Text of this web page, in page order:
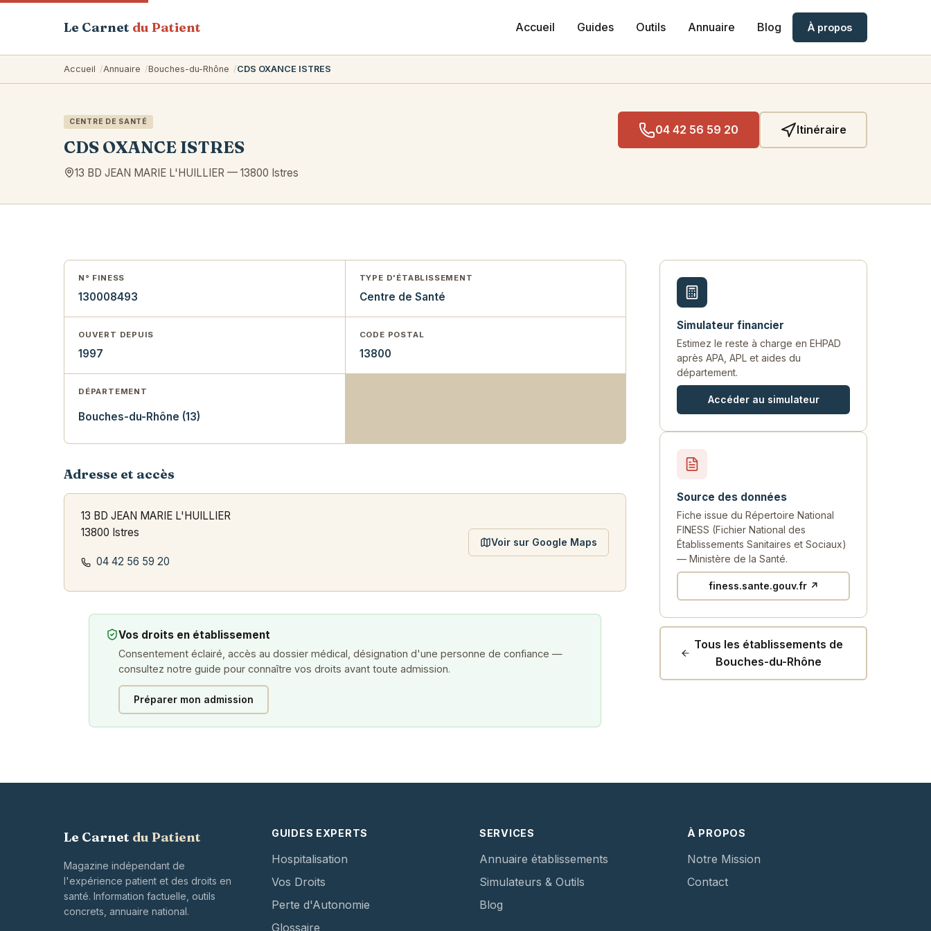
Le Carnet du Patient Accueil Guides Outils Annuaire Blog À propos
Accueil Annuaire Bouches-du-Rhône CDS OXANCE ISTRES
CENTRE DE SANTÉ
CDS OXANCE ISTRES
13 BD JEAN MARIE L'HUILLIER — 13800 Istres
04 42 56 59 20 Itinéraire
N° FINESS
130008493
TYPE D'ÉTABLISSEMENT
Centre de Santé
OUVERT DEPUIS
1997
CODE POSTAL
13800
DÉPARTEMENT
Bouches-du-Rhône (13)
Adresse et accès
13 BD JEAN MARIE L'HUILLIER
13800 Istres
04 42 56 59 20
Voir sur Google Maps
Vos droits en établissement
Consentement éclairé, accès au dossier médical, désignation d'une personne de confiance —
consultez notre guide pour connaître vos droits avant toute admission.
Préparer mon admission
Simulateur financier
Estimez le reste à charge en EHPAD
après APA, APL et aides du
département.
Accéder au simulateur
Source des données
Fiche issue du Répertoire National
FINESS (Fichier National des
Établissements Sanitaires et Sociaux)
— Ministère de la Santé.
finess.sante.gouv.fr ↗
Tous les établissements de
Bouches-du-Rhône
Le Carnet du Patient
Magazine indépendant de
l'expérience patient et des droits en
santé. Information factuelle, outils
concrets, annuaire national.
GUIDES EXPERTS
Hospitalisation
Vos Droits
Perte d'Autonomie
Glossaire
SERVICES
Annuaire établissements
Simulateurs & Outils
Blog
À PROPOS
Notre Mission
Contact